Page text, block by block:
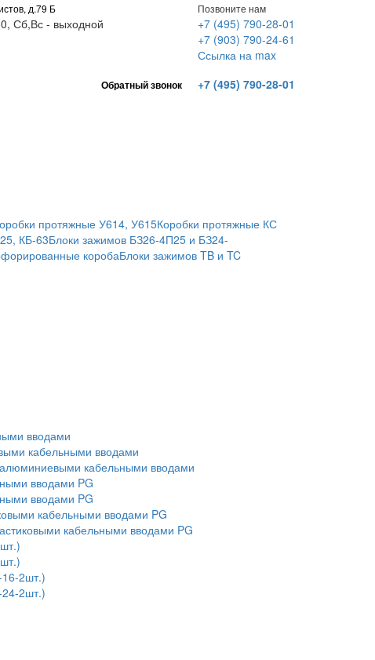
д.79 Б
Сб,Вс - выходной
Позвоните нам
+7 (495) 790-28-01
+7 (903) 790-24-61
Ссылка на max
Обратный звонок +7 (495) 790-28-01
протяжные У614, У615Коробки протяжные КС
КБ-63Блоки зажимов БЗ26-4П25 и БЗ24-
коробаБлоки зажимов TB и TC
вводами
кабельными вводами
кабельными вводами
вводами PG
вводами PG
кабельными вводами PG
кабельными вводами PG
2шт.)
2шт.)